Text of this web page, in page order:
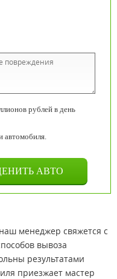
рублей в день
автомобиля.
менеджер свяжется с
вывоза
результатами
приезжает мастер